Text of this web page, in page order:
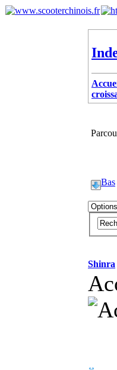
Bas
Shinra